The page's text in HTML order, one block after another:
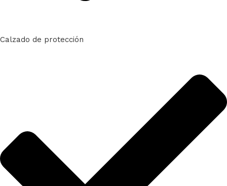
Calzado de protección